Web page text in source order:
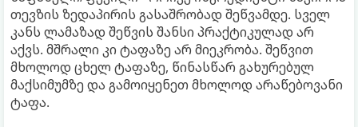
თევზის ზედაპირის გასაშრობად შეწვამდე. სველ
კანს ლამაზად შეწვის შანსი პრაქტიკულად არ
აქვს. მშრალი კი ტაფაზე არ მიეკრობა. შეწვით
მხოლოდ ცხელ ტაფაზე, წინასწარ გახურებულ
მაქსიმუმზე და გამოიყენეთ მხოლოდ არაწებოვანი
ტაფა.